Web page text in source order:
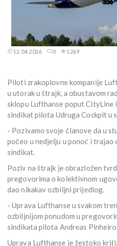
12.04.2026 0 1269
Piloti zrakoplovne kompanije
u utorak u štrajk, a obustavom
sklopu Lufthanse poput CityLine
sindikat pilota Udruga Cockpit u
- Pozivamo svoje članove da u
počeo u nedjelju u ponoć i trajao
sindikat.
Poziv na štrajk je obrazložen
pregovorima o kolektivnom
dao nikakav ozbiljni prijedlog.
- Uprava Lufthanse u svakom
ozbiljnijom ponudom u
sindikata pilota Andreas
Uprava Lufthanse je žestoko